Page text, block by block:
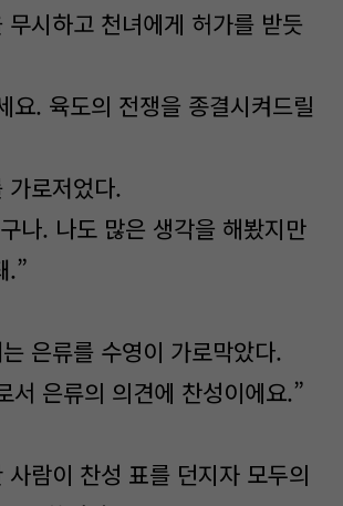
무시하고 천녀에게 허가를 받듯
요. 육도의 전쟁을 종결시켜드릴
가로저었다.
나. 나도 많은 생각을 해봤지만
.”
은류를 수영이 가로막았다.
서 은류의 의견에 찬성이에요.”
사람이 찬성 표를 던지자 모두의